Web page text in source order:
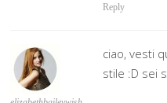
Reply
ciao, vesti
stile :D sei